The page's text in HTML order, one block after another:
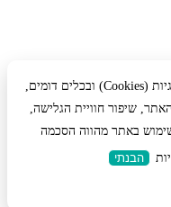
לידיעתך: באתר זה נעשה שימוש בקבצי עוגיות (Cookies) ובכלים דומים,
שיפור חוויית הגלישה,
באתר מהווה הסכמה
הבנתי